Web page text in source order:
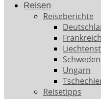
Reisen
Reiseberichte
Frankreich
Schweden
Ungarn
Reisetipps